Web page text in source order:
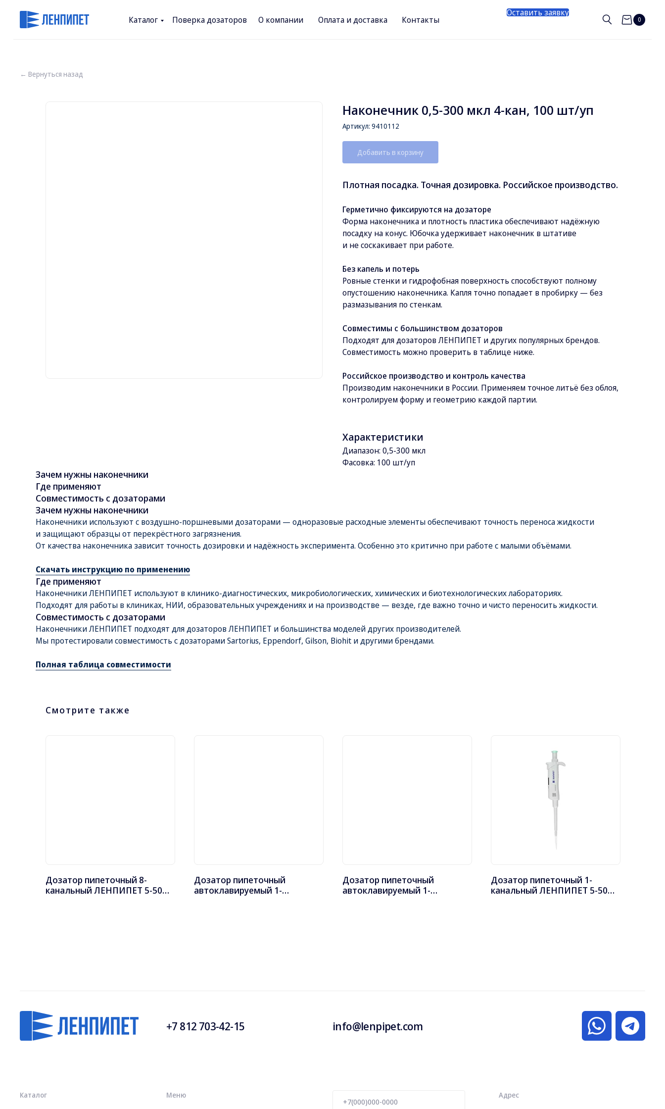
Контакты
О компании Оплата и доставка
Поверка дозаторов
Каталог
Оставить заявку
0
← Вернуться назад
Наконечник 0,5-300 мкл 4-кан, 100 шт/уп
Артикул: 9410112
Добавить в корзину
Плотная посадка. Точная дозировка. Российское производство.
Герметично фиксируются на дозаторе
Форма наконечника и плотность пластика обеспечивают надёжную
посадку на конус. Юбочка удерживает наконечник в штативе
и не соскакивает при работе.
Без капель и потерь
Ровные стенки и гидрофобная поверхность способствуют полному
опустошению наконечника. Капля точно попадает в пробирку — без
размазывания по стенкам.
Совместимы с большинством дозаторов
Подходят для дозаторов ЛЕНПИПЕТ и других популярных брендов.
Совместимость можно проверить в таблице ниже.
Российское производство и контроль качества
Производим наконечники в России. Применяем точное литьё без облоя,
контролируем форму и геометрию каждой партии.
Характеристики
Диапазон: 0,5-300 мкл
Фасовка: 100 шт/уп
Зачем нужны наконечники
Где применяют
Совместимость с дозаторами
Зачем нужны наконечники
Наконечники используют с воздушно-поршневыми дозаторами — одноразовые расходные элементы обеспечивают точность переноса жидкости
и защищают образцы от перекрёстного загрязнения.
От качества наконечника зависит точность дозировки и надёжность эксперимента. Особенно это критично при работе с малыми объёмами.
Скачать инструкцию по применению
Где применяют
Наконечники ЛЕНПИПЕТ используют в клинико-диагностических, микробиологических, химических и биотехнологических лабораториях.
Подходят для работы в клиниках, НИИ, образовательных учреждениях и на производстве — везде, где важно точно и чисто переносить жидкости.
Совместимость с дозаторами
Наконечники ЛЕНПИПЕТ подходят для дозаторов ЛЕНПИПЕТ и большинства моделей других производителей.
Мы протестировали совместимость с дозаторами Sartorius, Eppendorf, Gilson, Biohit и другими брендами.
Полная таблица совместимости
Смотрите также
Дозатор пипеточный 8-
канальный ЛЕНПИПЕТ 5-50
Дозатор пипеточный
автоклавируемый 1-
Дозатор пипеточный
автоклавируемый 1-
Дозатор пипеточный 1-
канальный ЛЕНПИПЕТ 5-50
+7 812 703-42-15 info@lenpipet.com
Каталог Меню Адрес